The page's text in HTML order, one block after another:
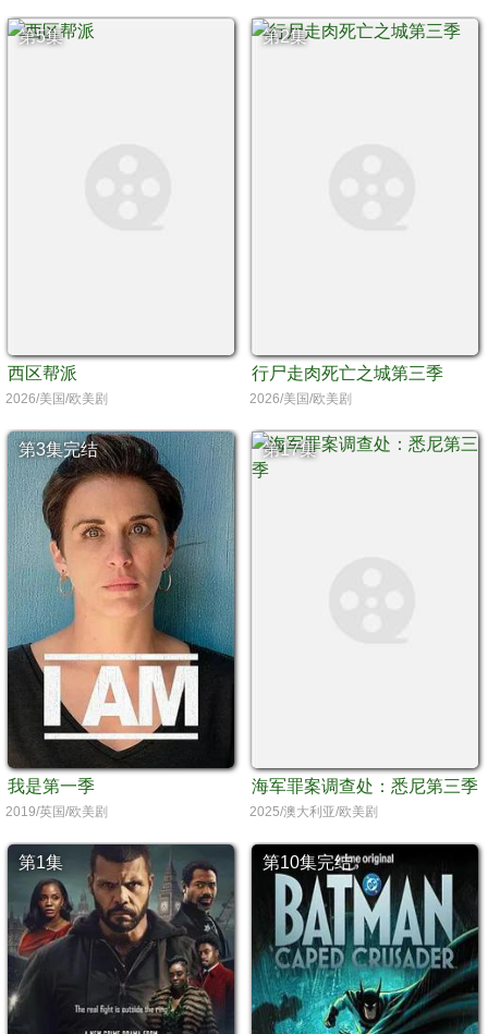
第5集
西区帮派
2026/美国/欧美剧
第2集
行尸走肉死亡之城第三季
2026/美国/欧美剧
第3集完结
我是第一季
2019/英国/欧美剧
第17集
海军罪案调查处：悉尼第三季
2025/澳大利亚/欧美剧
第1集 第10集完结